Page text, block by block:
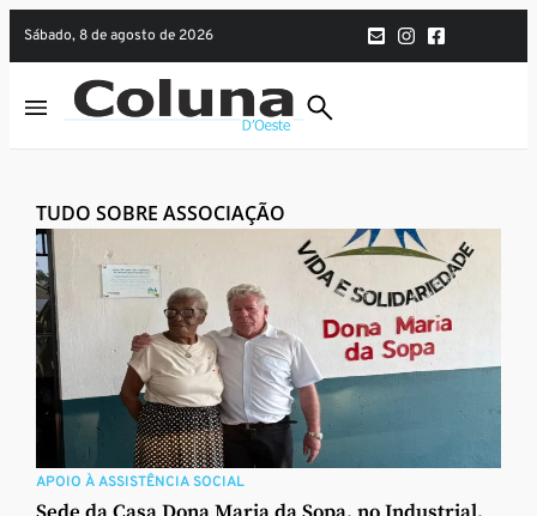
sábado, 8 de agosto de 2026
TUDO SOBRE ASSOCIAÇÃO
APOIO À ASSISTÊNCIA SOCIAL